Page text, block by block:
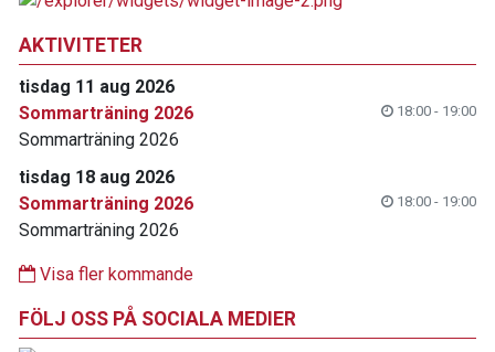
AKTIVITETER
tisdag 11 aug 2026
Sommarträning 2026
18:00 - 19:00
Sommarträning 2026
tisdag 18 aug 2026
Sommarträning 2026
18:00 - 19:00
Sommarträning 2026
Visa fler kommande
FÖLJ OSS PÅ SOCIALA MEDIER